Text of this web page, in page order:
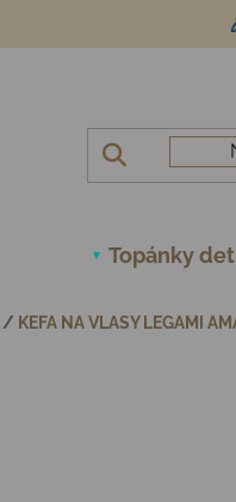
Topánky
/ KEFA NA VLASY LEGAMI